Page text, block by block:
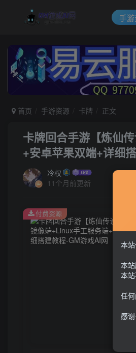
手
首页 手游资源 卡牌 正文
卡牌回合手游【炼仙
+安卓苹果双端+详细
冷权
11个月前更新
付费资源
本
本
本
任
感谢